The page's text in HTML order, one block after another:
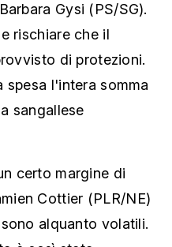
Gysi (PS/SG).
rischiare che il
di protezioni.
l'intera somma
sangallese
certo margine di
Cottier (PLR/NE)
alquanto volatili.